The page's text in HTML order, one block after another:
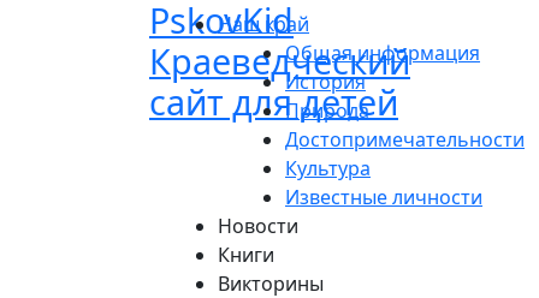
PskovKid
Краеведческий
сайт для детей
Наш край
Общая информация
История
Природа
Достопримечательности
Культура
Известные личности
Новости
Книги
Викторины